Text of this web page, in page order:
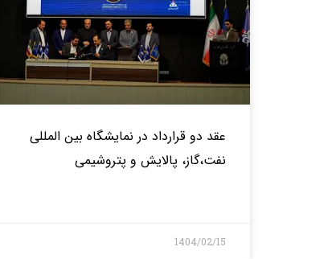
عقد دو قرارداد در نمایشگاه بین المللی
نفت،گاز، پالایش و پتروشیمی
1404/02/15